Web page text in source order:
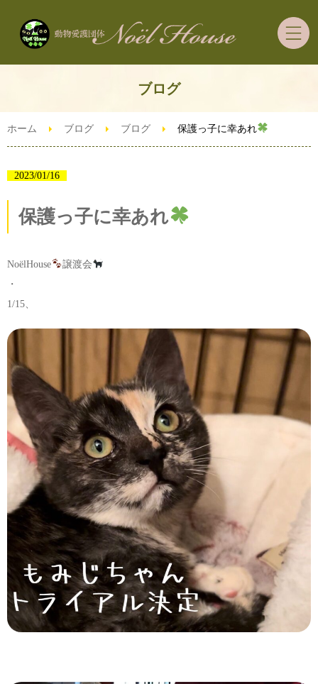
ホーム
里親募集の犬猫ちゃん
ご支援・ボランティア
お問い合わせ
ブログ
ホーム ブログ ブログ 保護っ子に幸あれ
2023/01/16
保護っ子に幸あれ
NoëlHouse
譲渡会
・
1/15、